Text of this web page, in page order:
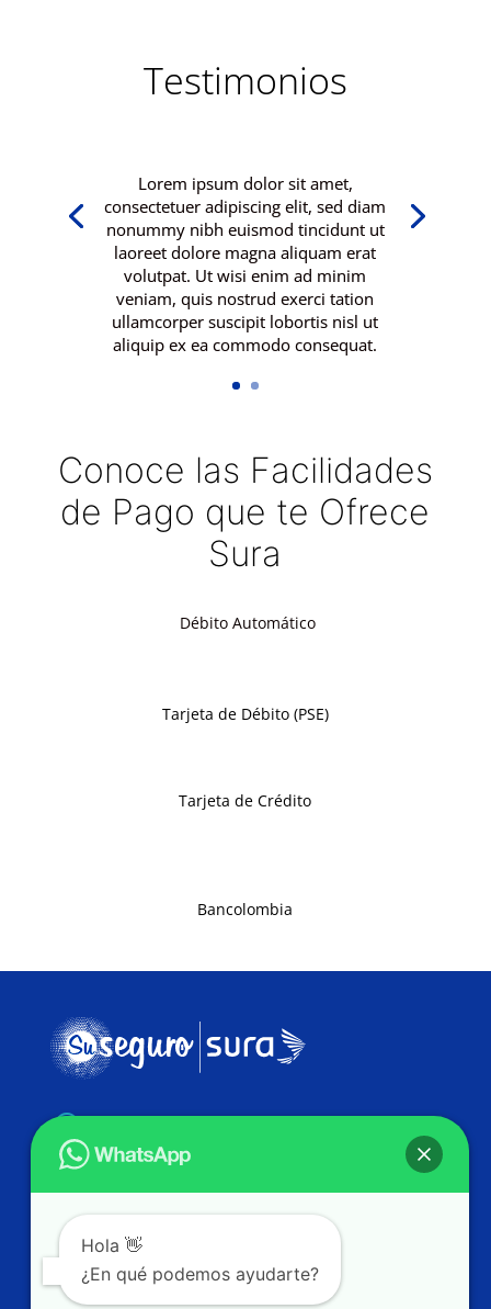
Testimonios
Lorem ipsum dolor sit amet,
consectetuer adipiscing elit, sed diam
nonummy nibh euismod tincidunt ut
laoreet dolore magna aliquam erat
volutpat. Ut wisi enim ad minim
veniam, quis nostrud exerci tation
ullamcorper suscipit lobortis nisl ut
aliquip ex ea commodo consequat.
Conoce las Facilidades
de Pago que te Ofrece
Sura
Débito Automático
Tarjeta de Débito (PSE)
Tarjeta de Crédito
Bancolombia
 Ubicación
Colombia
 Línea Nacional
+57 318 548 2447
Hola 👋
¿En qué podemos ayudarte?